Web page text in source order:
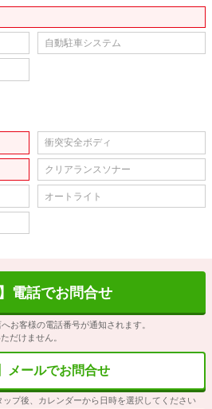
自動駐車システム
衝突安全ボディ
クリアランスソナー
オートライト
電話でお問合せ
お客様の電話番号が通知されます。
だけません。
メールでお問合せ
ップ後、カレンダーから日時を選択してください